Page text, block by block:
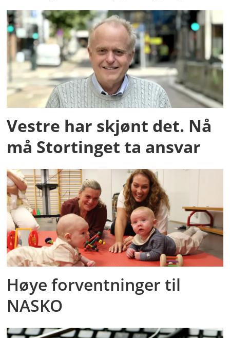
Vestre har skjønt det. Nå
må Stortinget ta ansvar
Høye forventninger til
NASKO